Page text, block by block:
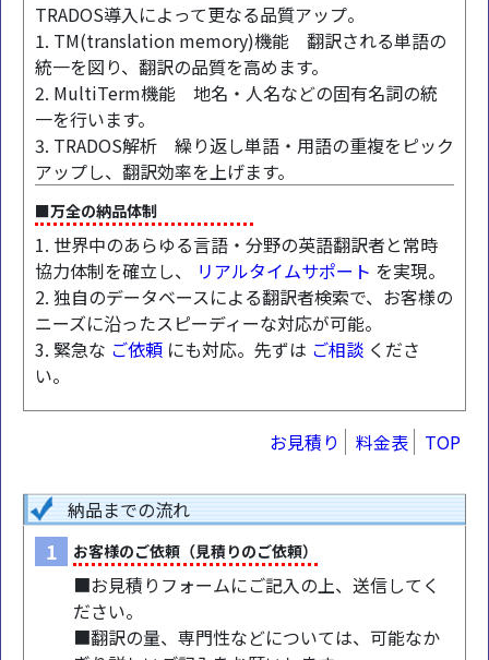
TRADOS導入によって更なる品質アップ。
1. TM(translation memory)機能 翻訳される単語の
統一を図り、翻訳の品質を高めます。
2. MultiTerm機能 地名・人名などの固有名詞の統
一を行います。
3. TRADOS解析 繰り返し単語・用語の重複をピック
アップし、翻訳効率を上げます。
■万全の納品体制
1. 世界中のあらゆる言語・分野の英語翻訳者と常時
協力体制を確立し、
リアルタイムサポート を実現。
2. 独自のデータベースによる翻訳者検索で、お客様の
ニーズに沿ったスピーディーな対応が可能。
3. 緊急な ご依頼 にも対応。先ずは ご相談 くださ
い。
お見積り 料金表 TOP
納品までの流れ
1 お客様のご依頼（見積りのご依頼）
■お見積りフォームにご記入の上、送信してく
ださい。
■翻訳の量、専門性などについては、可能なか